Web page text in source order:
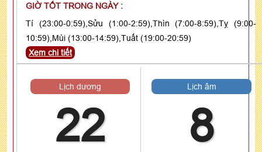
GIỜ TỐT TRONG NGÀY :
Tí (23:00-0:59),Sửu (1:00-2:59),Thìn (7:00-8:59),Tỵ (9:00-
10:59),Mùi (13:00-14:59),Tuất (19:00-20:59)
Xem chi tiết
Lịch dương
22
Lịch âm
8